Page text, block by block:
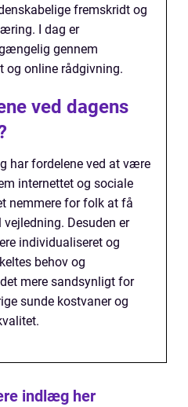
fremskridt og
I dag er
gennem
og online rådgivning.
ved dagens
har fordelene ved at være
internettet og sociale
nemmere for folk at få
Desuden er
individualiseret og
behov og
mere sandsynligt for
sunde kostvaner og
indlæg her